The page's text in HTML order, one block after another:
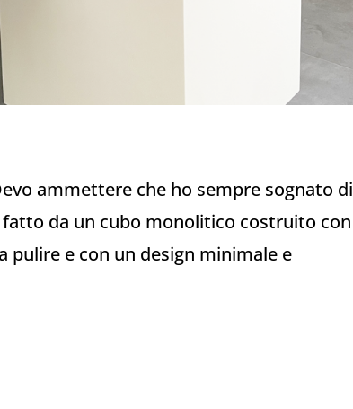
ammettere che ho sempre sognato di
da un cubo monolitico costruito con
pulire e con un design minimale e